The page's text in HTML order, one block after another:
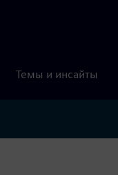
Темы и инсайты